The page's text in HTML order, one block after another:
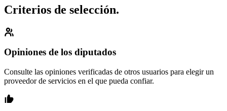
Criterios de selección.
Opiniones de los diputados
Consulte las opiniones verificadas de otros usuarios para elegir un
proveedor de servicios en el que pueda confiar.